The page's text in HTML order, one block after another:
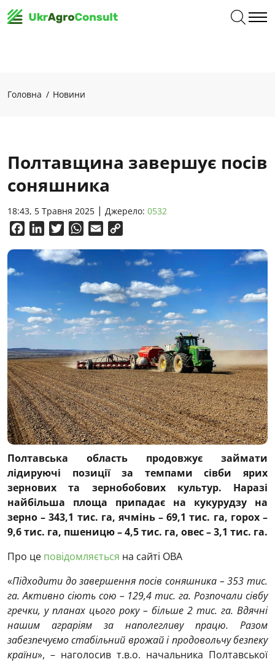
Головна Новини
Полтавщина завершує посів
соняшника
18:43, 5 Травня 2025 Джерело: 0532
FacebookLinkedInTwitterWhatsApp
Email
Полтавська область продовжує займати
лідируючі позиції за темпами сівби ярих
зернових та зернобобових культур. Наразі
найбільша площа припадає на кукурудзу на
зерно – 343,1 тис. га, ячмінь – 69,1 тис. га, горох –
9,6 тис. га, пшеницю – 4,5 тис. га, овес – 3,1 тис. га.
Про це повідомляється на сайті ОВА
«Підходити до завершення посів соняшника – 353 тис.
га. Активно сіють сою – 129,4 тис. га. Розпочали сівбу
гречки, у планах цього року – більше 2 тис. га. Вдячні
нашим аграріям за наполегливу працю. Разом
забезпечуємо стабільний врожай і продовольчу безпеку
країни», – наголосив т.в.о. начальника Полтавської